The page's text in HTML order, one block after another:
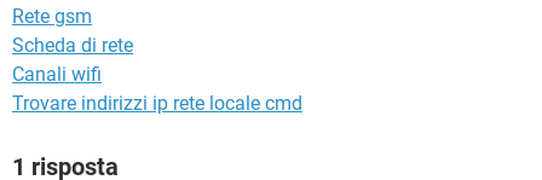
Rete gsm
Scheda di rete
Canali wifi
Trovare indirizzi ip rete locale cmd
1 risposta